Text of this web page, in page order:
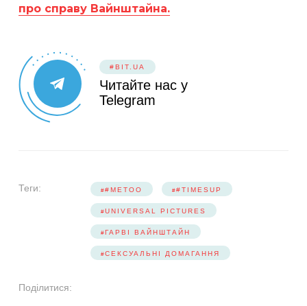
про справу Вайнштайна.
#BIT.UA
Читайте нас у
Telegram
Теги: #METOO #TIMESUP
UNIVERSAL PICTURES
ГАРВІ ВАЙНШТАЙН
СЕКСУАЛЬНІ ДОМАГАННЯ
Поділитися: